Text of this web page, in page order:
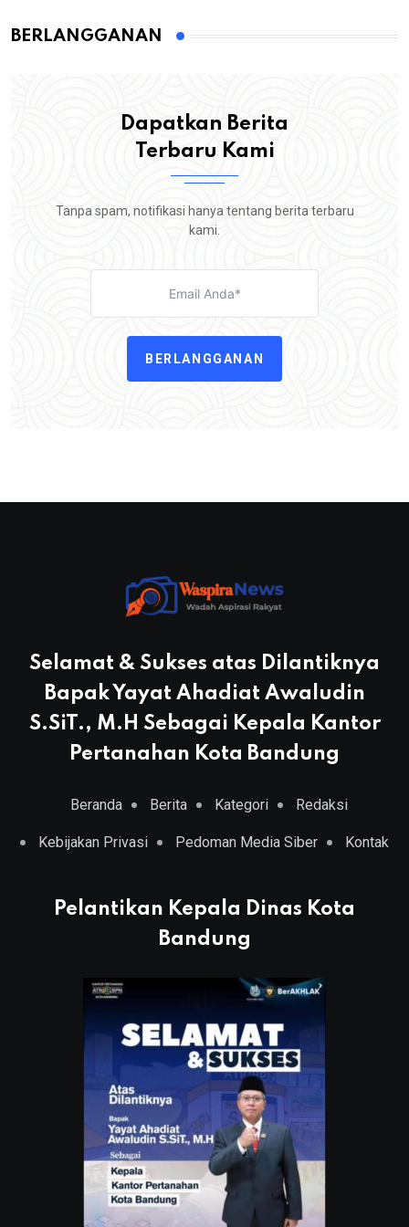
BERLANGGANAN
Dapatkan Berita
Terbaru Kami
Tanpa spam, notifikasi hanya tentang berita terbaru
kami.
BERLANGGANAN
Selamat & Sukses atas Dilantiknya
Bapak Yayat Ahadiat Awaludin
S.SiT., M.H Sebagai Kepala Kantor
Pertanahan Kota Bandung
Beranda Berita Kategori Redaksi
Kebijakan Privasi Pedoman Media Siber Kontak
Pelantikan Kepala Dinas Kota
Bandung